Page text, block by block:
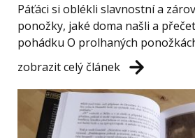
Páťáci si oblékli slavnostní a
ponožky, jaké doma našli a
pohádku O prolhaných
zobrazit celý článek